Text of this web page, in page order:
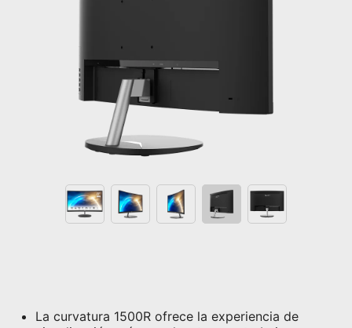
La curvatura 1500R ofrece la experiencia de